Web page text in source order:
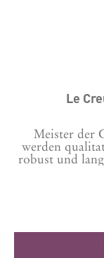
Le
Meister der
werden
robust und
ganzen Welt
können, die
ABS-